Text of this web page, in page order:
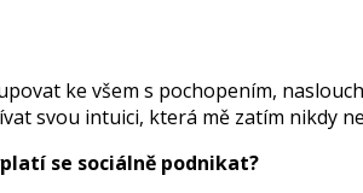
ke všem s pochopením,
svou intuici, která mě zatím nikdy
se sociálně podnikat?